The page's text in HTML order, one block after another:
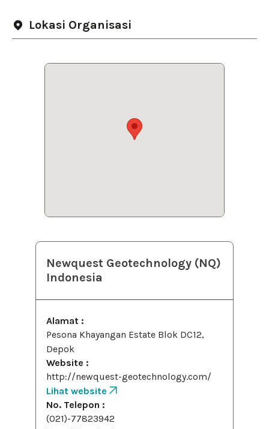
Lokasi Organisasi
Newquest Geotechnology (NQ)
Indonesia
Alamat :
Pesona Khayangan Estate Blok DC12,
Depok
Website :
http://newquest-geotechnology.com/
Lihat website
No. Telepon :
(021)-77823942